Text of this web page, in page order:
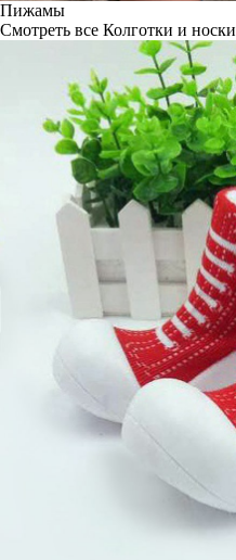
Пижамы
Смотреть все Колготки и носки